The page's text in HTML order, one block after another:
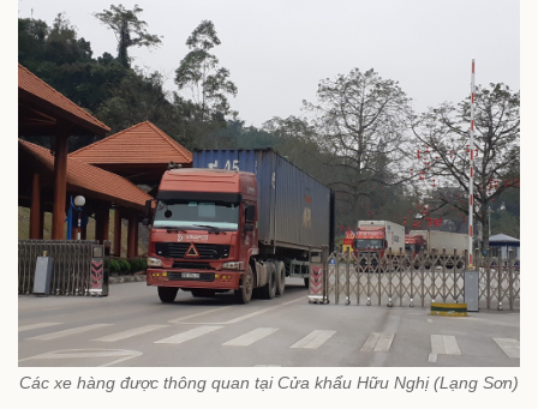
Các xe hàng được thông quan tại Cửa khẩu Hữu Nghị (Lạng Sơn)